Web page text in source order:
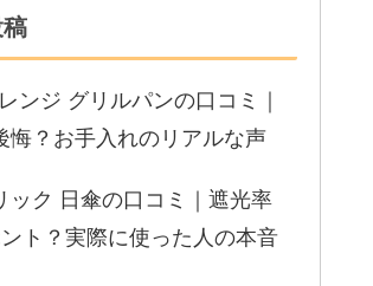
ンジ グリルパンの口コミ｜
悔？お手入れのリアルな声
ック 日傘の口コミ｜遮光率
ト？実際に使った人の本音